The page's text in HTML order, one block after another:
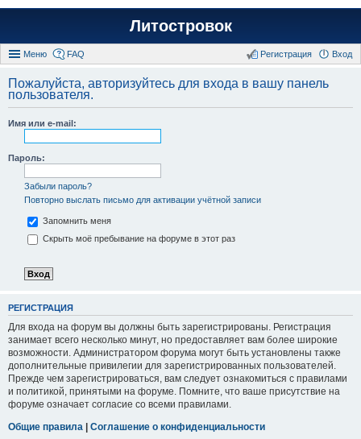
Литостровок
Меню FAQ Вход
Регистрация
Пожалуйста, авторизуйтесь для входа в вашу панель
пользователя.
Имя или e-mail:
Пароль:
Забыли пароль?
Повторно выслать письмо для активации учётной записи
Запомнить меня
Скрыть моё пребывание на форуме в этот раз
РЕГИСТРАЦИЯ
Для входа на форум вы должны быть зарегистрированы. Регистрация
занимает всего несколько минут, но предоставляет вам более широкие
возможности. Администратором форума могут быть установлены также
дополнительные привилегии для зарегистрированных пользователей.
Прежде чем зарегистрироваться, вам следует ознакомиться с правилами
и политикой, принятыми на форуме. Помните, что ваше присутствие на
форуме означает согласие со всеми правилами.
Общие правила | Соглашение о конфиденциальности